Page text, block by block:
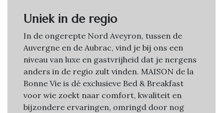
Uniek in de regio
In de ongerepte Nord Aveyron, tussen de
Auvergne en de Aubrac, vind je bij ons een
niveau van luxe en gastvrijheid dat je nergens
anders in de regio zult vinden. MAISON de la
Bonne Vie is dé exclusieve Bed & Breakfast
voor wie zoekt naar comfort, kwaliteit en
bijzondere ervaringen, omringd door nog